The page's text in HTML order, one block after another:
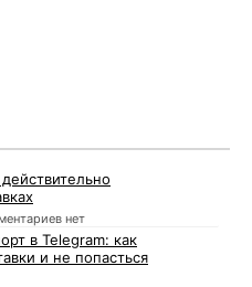
нет
в Telegram: как
и не попасться